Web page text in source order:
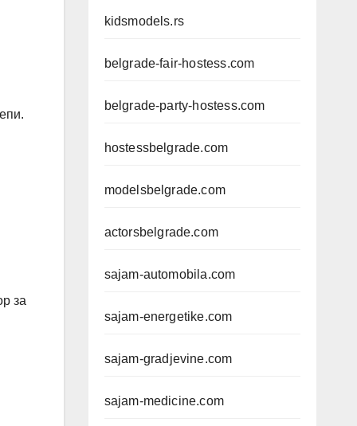
за
kidsmodels.rs
belgrade-fair-hostess.com
belgrade-party-hostess.com
hostessbelgrade.com
modelsbelgrade.com
actorsbelgrade.com
sajam-automobila.com
sajam-energetike.com
sajam-gradjevine.com
sajam-medicine.com